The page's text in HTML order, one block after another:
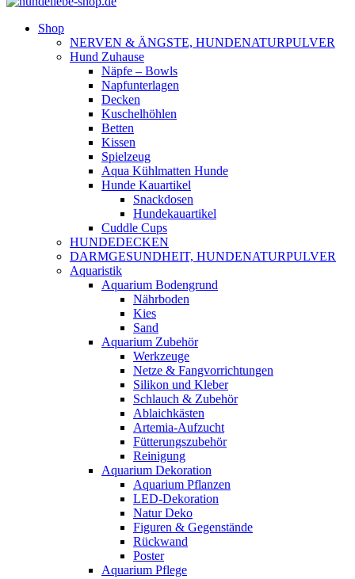
Shop
NERVEN & ÄNGSTE, HUNDENATURPULVER
Hund Zuhause
Näpfe – Bowls
Napfunterlagen
Decken
Kuschelhöhlen
Betten
Kissen
Spielzeug
Aqua Kühlmatten Hunde
Hunde Kauartikel
Snackdosen
Hundekauartikel
Cuddle Cups
HUNDEDECKEN
DARMGESUNDHEIT, HUNDENATURPULVER
Aquaristik
Aquarium Bodengrund
Nährboden
Kies
Sand
Aquarium Zubehör
Werkzeuge
Netze & Fangvorrichtungen
Silikon und Kleber
Schlauch & Zubehör
Ablaichkästen
Artemia-Aufzucht
Fütterungszubehör
Reinigung
Aquarium Dekoration
Aquarium Pflanzen
LED-Dekoration
Natur Deko
Figuren & Gegenstände
Rückwand
Poster
Aquarium Pflege